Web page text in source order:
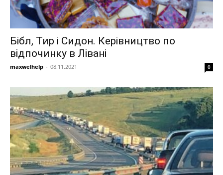
Бібл, Тир і Сидон. Керівництво по
відпочинку в Лівані
maxwelhelp - 08.11.2021 0